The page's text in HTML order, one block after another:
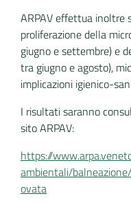
ARPAV effettua inoltre
proliferazione della
giugno e settembre) e
tra giugno e agosto),
implicazioni igienico-
I risultati saranno
sito ARPAV:
https://
ambientali/
ovata